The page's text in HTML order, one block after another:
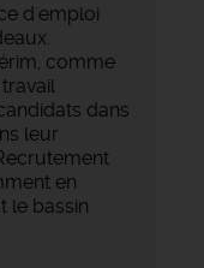
d'emploi
comme
dans
leur
en
le bassin